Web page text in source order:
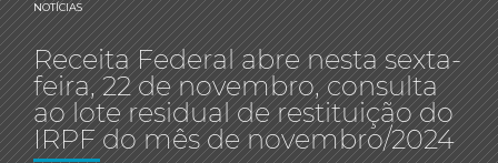
NOTÍCIAS
Receita Federal abre nesta sexta-
feira, 22 de novembro, consulta
ao lote residual de restituição do
IRPF do mês de novembro/2024